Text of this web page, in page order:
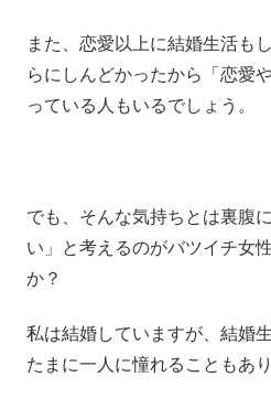
また、恋愛以上に結婚生活も
らにしんどかったから「恋愛
っている人もいるでしょう。
でも、そんな気持ちとは裏腹
い」と考えるのがバツイチ女
か？
私は結婚していますが、結婚
たまに一人に憧れることもあり